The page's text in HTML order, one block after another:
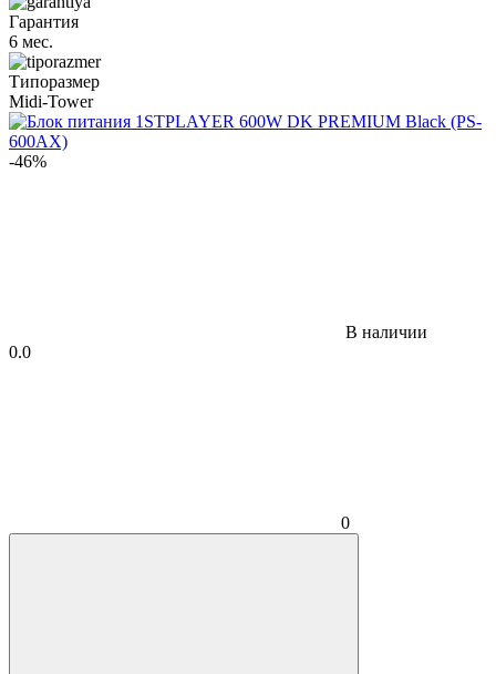
Гарантия
6 мес.
Типоразмер
Midi-Tower
-46%
В наличии
0.0
0